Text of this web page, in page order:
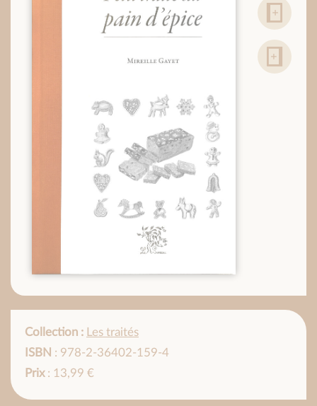
Collection : Les traités
ISBN : 978-2-36402-159-4
Prix: 13,99 €